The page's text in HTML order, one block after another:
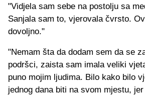
"Vidjela sam sebe na postolju sa
Sanjala sam to, vjerovala čvrsto.
dovoljno."
"Nemam šta da dodam sem da se
podršci, zaista sam imala veliki
puno mojim ljudima. Bilo kako bilo
jednog dana biti na svom mjestu, jer